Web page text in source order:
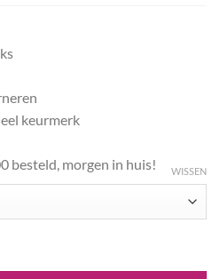
keurmerk
besteld, morgen in huis! WISSEN